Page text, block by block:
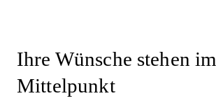
Ihre Wünsche stehen im
Mittelpunkt